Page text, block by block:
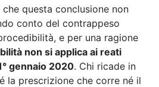
questa conclusione non
conto del contrappeso
e per una ragione
non si applica ai reati
gennaio 2020. Chi ricade in
la prescrizione che corre né il